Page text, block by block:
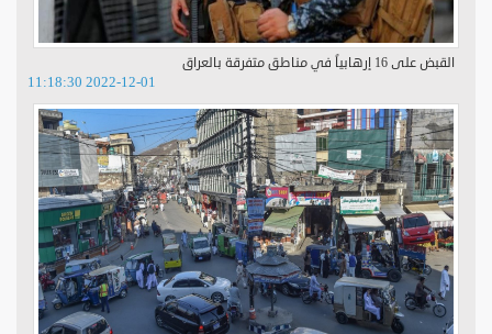
القبض على 16 إرهابياً في مناطق متفرقة بالعراق
2022-12-01 11:18:30